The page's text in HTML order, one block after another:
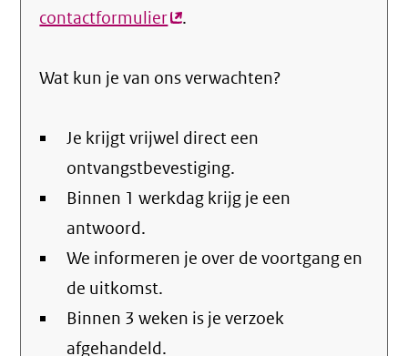
contactformulier(externe
.
Wat kun je van ons verwachten?
Je krijgt vrijwel direct een
ontvangstbevestiging.
Binnen 1 werkdag krijg je een
antwoord.
We informeren je over de voortgang en
de uitkomst.
Binnen 3 weken is je verzoek
afgehandeld.